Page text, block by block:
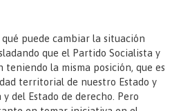
puede cambiar la situación
que el Partido Socialista y
teniendo la misma posición, que es
territorial de nuestro Estado y
del Estado de derecho. Pero